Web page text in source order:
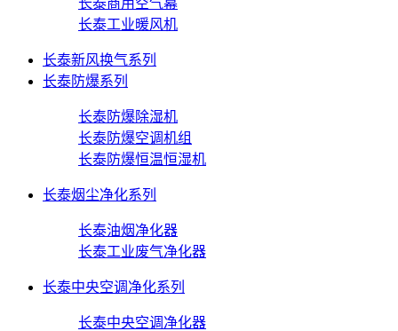
长泰商用空气幕
长泰工业暖风机
长泰新风换气系列
长泰防爆系列
长泰防爆除湿机
长泰防爆空调机组
长泰防爆恒温恒湿机
长泰烟尘净化系列
长泰油烟净化器
长泰工业废气净化器
长泰中央空调净化系列
长泰中央空调净化器